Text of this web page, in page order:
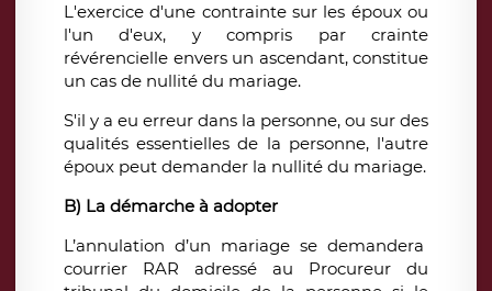
L'exercice d'une contrainte sur les époux ou
l'un d'eux, y compris par crainte
révérencielle envers un ascendant, constitue
un cas de nullité du mariage.
S'il y a eu erreur dans la personne, ou sur des
qualités essentielles de la personne, l'autre
époux peut demander la nullité du mariage.
B) La démarche à adopter
L’annulation d’un mariage se demandera
courrier RAR adressé au Procureur du